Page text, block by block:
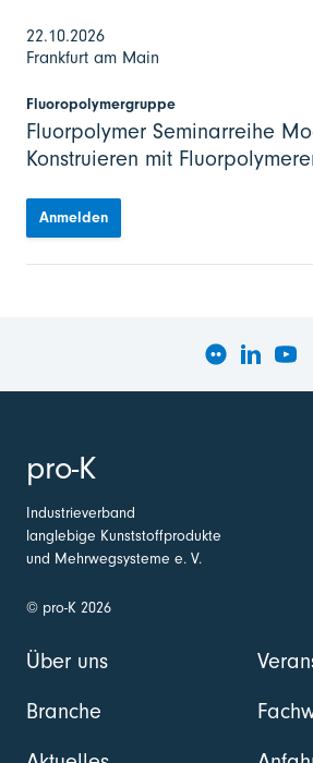
22.10.2026
Frankfurt am Main
Fluoropolymergruppe
Fluorpolymer Seminarreihe
Konstruieren mit
Anmelden
pro-K
Industrieverband
langlebige Kunststoffprodukte
und Mehrwegsysteme e. V.
© pro-K 2026
Über uns
Branche